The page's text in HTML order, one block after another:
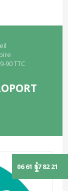
90 TTC